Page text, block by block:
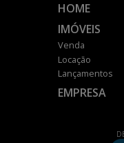
HOME
IMÓVEIS
Venda
Locação
Lançamentos
EMPRESA